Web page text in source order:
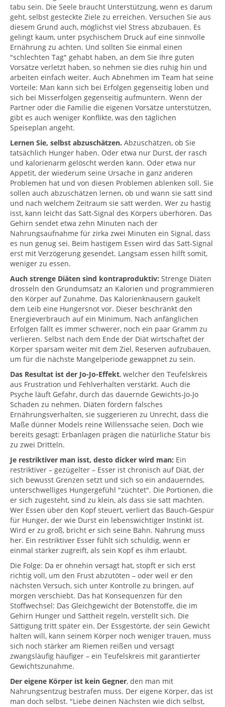
tabu sein. Die Seele braucht Unterstützung, wenn es darum
geht, selbst gesteckte Ziele zu erreichen. Versuchen Sie aus
diesem Grund auch, möglichst viel Stress abzubauen. Es
gelingt kaum, unter psychischem Druck auf eine sinnvolle
Ernährung zu achten. Und sollten Sie einmal einen
"schlechten Tag" gehabt haben, an dem Sie Ihre guten
Vorsätze verletzt haben, so nehmen sie dies ruhig hin und
arbeiten einfach weiter. Auch Abnehmen im Team hat seine
Vorteile: Man kann sich bei Erfolgen gegenseitig loben und
sich bei Misserfolgen gegenseitig aufmuntern. Wenn der
Partner oder die Familie die eigenen Vorsätze unterstützen,
gibt es auch weniger Konflikte, was den täglichen
Speiseplan angeht.
Lernen Sie, selbst abzuschätzen. Abzuschätzen, ob Sie
tatsächlich Hunger haben. Oder etwa nur Durst, der rasch
und kalorienarm gelöscht werden kann. Oder etwa nur
Appetit, der wiederum seine Ursache in ganz anderen
Problemen hat und von diesen Problemen ablenken soll. Sie
sollen auch abzuschätzen lernen, ob und wann sie satt sind
und nach welchem Zeitraum sie satt werden. Wer zu hastig
isst, kann leicht das Satt-Signal des Körpers überhören. Das
Gehirn sendet etwa zehn Minuten nach der
Nahrungsaufnahme für zirka zwei Minuten ein Signal, dass
es nun genug sei. Beim hastigem Essen wird das Satt-Signal
erst mit Verzögerung gesendet. Langsam essen hilft somit,
weniger zu essen.
Auch strenge Diäten sind kontraproduktiv: Strenge Diäten
drosseln den Grundumsatz an Kalorien und programmieren
den Körper auf Zunahme. Das Kalorienknausern gaukelt
dem Leib eine Hungersnot vor. Dieser beschränkt den
Energieverbrauch auf ein Minimum. Nach anfänglichen
Erfolgen fällt es immer schwerer, noch ein paar Gramm zu
verlieren. Selbst nach dem Ende der Diät wirtschaftet der
Körper sparsam weiter mit dem Ziel, Reserven aufzubauen,
um für die nächste Mangelperiode gewappnet zu sein.
Das Resultat ist der Jo-Jo-Effekt, welcher den Teufelskreis
aus Frustration und Fehlverhalten verstärkt. Auch die
Psyche läuft Gefahr, durch das dauernde Gewichts-Jo-Jo
Schaden zu nehmen. Diäten fördern falsches
Ernährungsverhalten, sie suggerieren zu Unrecht, dass die
Maße dünner Models reine Willenssache seien. Doch wie
bereits gesagt: Erbanlagen prägen die natürliche Statur bis
zu zwei Dritteln.
Je restriktiver man isst, desto dicker wird man: Ein
restriktiver – gezügelter – Esser ist chronisch auf Diät, der
sich bewusst Grenzen setzt und sich so ein andauerndes,
unterschwelliges Hungergefühl "züchtet". Die Portionen, die
er sich zugesteht, sind zu klein, als dass sie satt machten.
Wer Essen über den Kopf steuert, verliert das Bauch-Gespür
für Hunger, der wie Durst ein lebenswichtiger Instinkt ist.
Wird er zu groß, bricht er sich seine Bahn. Nahrung muss
her. Ein restriktiver Esser fühlt sich schuldig, wenn er
einmal stärker zugreift, als sein Kopf es ihm erlaubt.
Die Folge: Da er ohnehin versagt hat, stopft er sich erst
richtig voll, um den Frust abzutöten – oder weil er den
nächsten Versuch, sich unter Kontrolle zu bringen, auf
morgen verschiebt. Das hat Konsequenzen für den
Stoffwechsel: Das Gleichgewicht der Botenstoffe, die im
Gehirn Hunger und Sattheit regeln, verstellt sich. Die
Sättigung tritt später ein. Der Essgestörte, der sein Gewicht
halten will, kann seinem Körper noch weniger trauen, muss
sich noch stärker am Riemen reißen und versagt
zwangsläufig häufiger – ein Teufelskreis mit garantierter
Gewichtszunahme.
Der eigene Körper ist kein Gegner, den man mit
Nahrungsentzug bestrafen muss. Der eigene Körper, das ist
man doch selbst. "Liebe deinen Nächsten wie dich selbst,